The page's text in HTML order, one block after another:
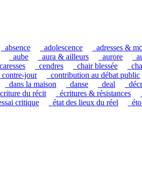
_absence _adolescence _adresses &
_aube _aura & ailleurs _aurore
_caresses _cendres _chair blessée
_contre-jour _contribution au débat public
_dans la maison _danse _deal
du récit _écritures & résistances
critique _état des lieux du réel